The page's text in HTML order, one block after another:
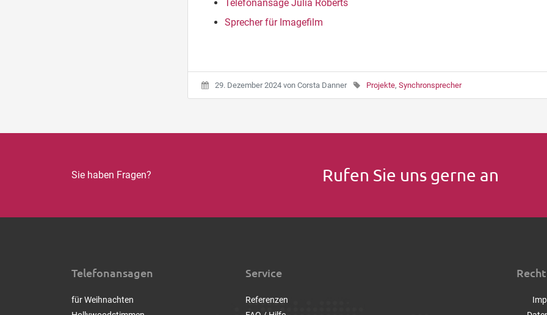
Telefonansage Julia Roberts
Sprecher für Imagefilm
29. Dezember 2024 von Corsta Danner Projekte, Synchronsprecher
Sie haben Fragen? Rufen Sie uns gerne an
Telefonansagen
für Weihnachten
Service
Referenzen